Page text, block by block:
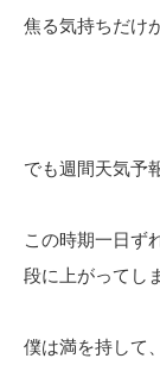
焦る気持ちだけ
でも週間天気予
この時期一日ず
段に上がってし
僕は満を持して